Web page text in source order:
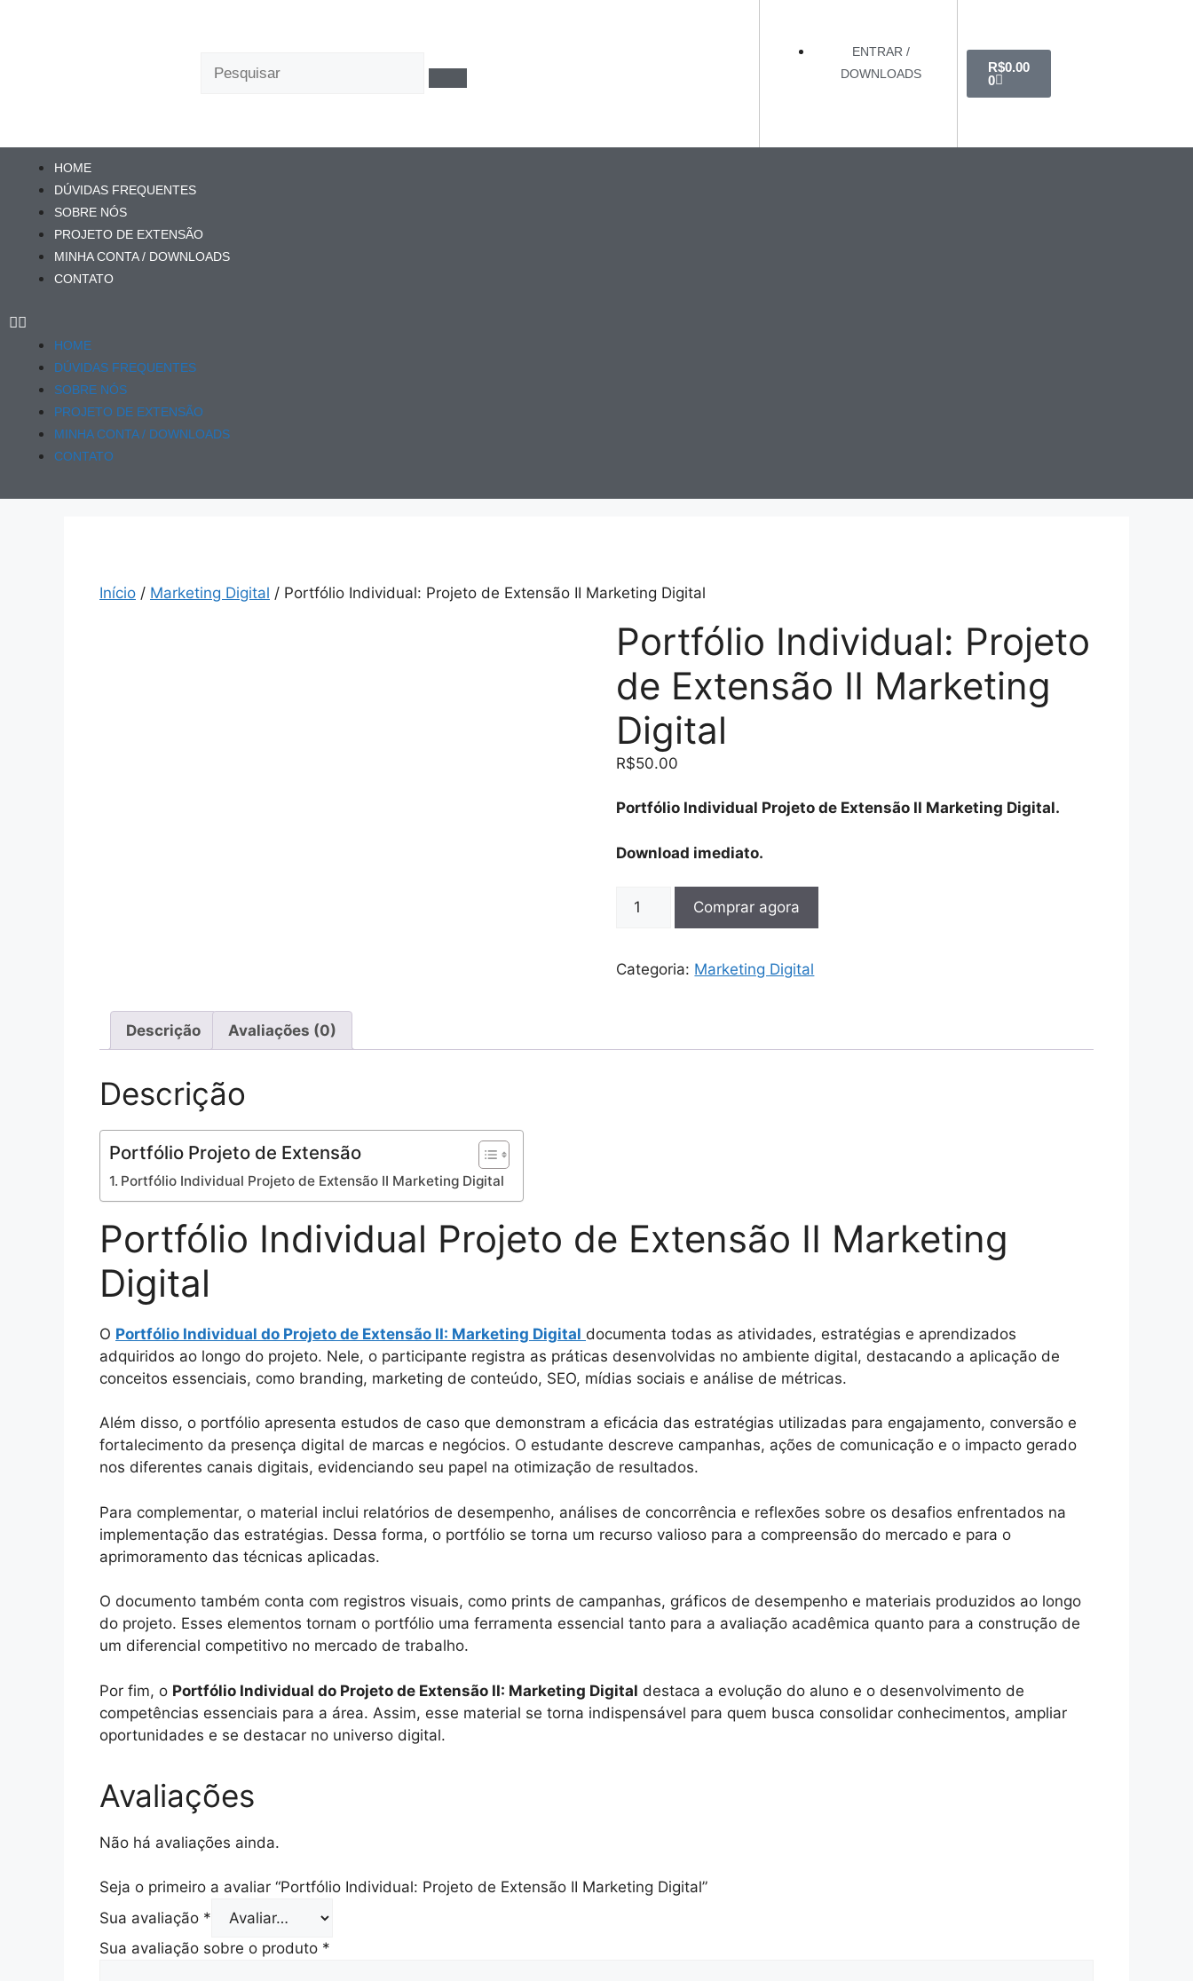
ENTRAR /
DOWNLOADS
R$0.00
0
HOME
DÚVIDAS FREQUENTES
SOBRE NÓS
PROJETO DE EXTENSÃO
MINHA CONTA / DOWNLOADS
CONTATO
HOME
DÚVIDAS FREQUENTES
SOBRE NÓS
PROJETO DE EXTENSÃO
MINHA CONTA / DOWNLOADS
CONTATO
Início / Marketing Digital / Portfólio Individual: Projeto de Extensão II Marketing Digital
Portfólio Individual: Projeto
de Extensão II Marketing
Digital
R$50.00
Portfólio Individual Projeto de Extensão II Marketing Digital.
Download imediato.
Comprar agora
Categoria: Marketing Digital
Descrição Avaliações (0)
Descrição
Portfólio Projeto de Extensão
Portfólio Individual Projeto de Extensão II Marketing Digital
Portfólio Individual Projeto de Extensão II Marketing
Digital
O Portfólio Individual do Projeto de Extensão II: Marketing Digital documenta todas as atividades, estratégias e aprendizados
adquiridos ao longo do projeto. Nele, o participante registra as práticas desenvolvidas no ambiente digital, destacando a aplicação de
conceitos essenciais, como branding, marketing de conteúdo, SEO, mídias sociais e análise de métricas.
Além disso, o portfólio apresenta estudos de caso que demonstram a eficácia das estratégias utilizadas para engajamento, conversão e
fortalecimento da presença digital de marcas e negócios. O estudante descreve campanhas, ações de comunicação e o impacto gerado
nos diferentes canais digitais, evidenciando seu papel na otimização de resultados.
Para complementar, o material inclui relatórios de desempenho, análises de concorrência e reflexões sobre os desafios enfrentados na
implementação das estratégias. Dessa forma, o portfólio se torna um recurso valioso para a compreensão do mercado e para o
aprimoramento das técnicas aplicadas.
O documento também conta com registros visuais, como prints de campanhas, gráficos de desempenho e materiais produzidos ao longo
do projeto. Esses elementos tornam o portfólio uma ferramenta essencial tanto para a avaliação acadêmica quanto para a construção de
um diferencial competitivo no mercado de trabalho.
Por fim, o Portfólio Individual do Projeto de Extensão II: Marketing Digital destaca a evolução do aluno e o desenvolvimento de
competências essenciais para a área. Assim, esse material se torna indispensável para quem busca consolidar conhecimentos, ampliar
oportunidades e se destacar no universo digital.
Avaliações
Não há avaliações ainda.
Seja o primeiro a avaliar “Portfólio Individual: Projeto de Extensão II Marketing Digital”
Sua avaliação *
Sua avaliação sobre o produto *